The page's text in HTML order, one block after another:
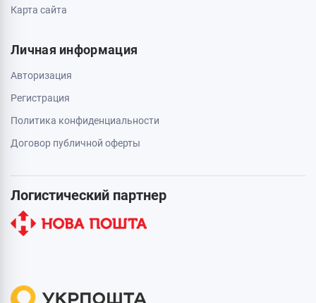
Карта сайта
Личная информация
Авторизация
Регистрация
Политика конфиденциальности
Договор публичной оферты
Логистический партнер